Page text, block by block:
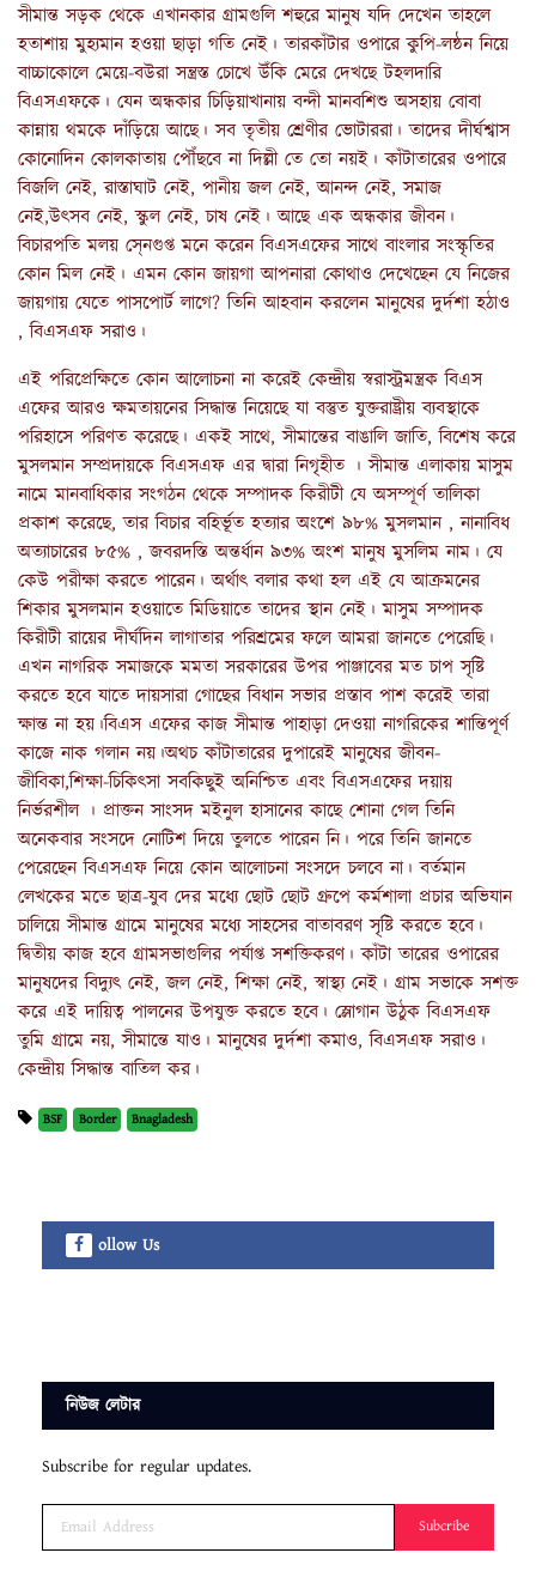
সীমান্ত সড়ক থেকে এখানকার গ্রামগুলি শহুরে মানুষ যদি দেখেন তাহলে
হতাশায় মুহ্যমান হওয়া ছাড়া গতি নেই। তারকাঁটার ওপারে কুপি-লন্ঠন নিয়ে
বাচ্চাকোলে মেয়ে-বউরা সন্ত্রস্ত চোখে উঁকি মেরে দেখছে টহলদারি
বিএসএফকে। যেন অন্ধকার চিড়িয়াখানায় বন্দী মানবশিশু অসহায় বোবা
কান্নায় থমকে দাঁড়িয়ে আছে। সব তৃতীয় শ্রেণীর ভোটাররা। তাদের দীর্ঘশ্বাস
কোনোদিন কোলকাতায় পৌঁছবে না দিল্লী তে তো নয়ই। কাঁটাতারের ওপারে
বিজলি নেই, রাস্তাঘাট নেই, পানীয় জল নেই, আনন্দ নেই, সমাজ
নেই,উৎসব নেই, স্কুল নেই, চাষ নেই। আছে এক অন্ধকার জীবন।
বিচারপতি মলয় সে্নগুপ্ত মনে করেন বিএসএফের সাথে বাংলার সংস্কৃতির
কোন মিল নেই। এমন কোন জায়গা আপনারা কোথাও দেখেছেন যে নিজের
জায়গায় যেতে পাসপোর্ট লাগে? তিনি আহবান করলেন মানুষের দুর্দশা হঠাও
, বিএসএফ সরাও।
এই পরিপ্রেক্ষিতে কোন আলোচনা না করেই কেন্দ্রীয় স্বরাস্ট্রমন্ত্রক বিএস
এফের আরও ক্ষমতায়নের সিদ্ধান্ত নিয়েছে যা বস্তুত যুক্তরাষ্ট্রীয় ব্যবস্থাকে
পরিহাসে পরিণত করেছে। একই সাথে, সীমান্তের বাঙালি জাতি, বিশেষ করে
মুসলমান সম্প্রদায়কে বিএসএফ এর দ্বারা নিগৃহীত । সীমান্ত এলাকায় মাসুম
নামে মানবাধিকার সংগঠন থেকে সম্পাদক কিরীটী যে অসম্পূর্ণ তালিকা
প্রকাশ করেছে, তার বিচার বহির্ভূত হত্যার অংশে ৯৮% মুসলমান , নানাবিধ
অত্যাচারের ৮৫% , জবরদস্তি অন্তর্ধান ৯৩% অংশ মানুষ মুসলিম নাম। যে
কেউ পরীক্ষা করতে পারেন। অর্থাৎ বলার কথা হল এই যে আক্রমনের
শিকার মুসলমান হওয়াতে মিডিয়াতে তাদের স্থান নেই। মাসুম সম্পাদক
কিরীটী রায়ের দীর্ঘদিন লাগাতার পরিশ্রমের ফলে আমরা জানতে পেরেছি।
এখন নাগরিক সমাজকে মমতা সরকারের উপর পাঞ্জাবের মত চাপ সৃষ্টি
করতে হবে যাতে দায়সারা গোছের বিধান সভার প্রস্তাব পাশ করেই তারা
ক্ষান্ত না হয়।বিএস এফের কাজ সীমান্ত পাহাড়া দেওয়া নাগরিকের শান্তিপূর্ণ
কাজে নাক গলান নয়।অথচ কাঁটাতারের দুপারেই মানুষের জীবন-
জীবিকা,শিক্ষা-চিকিৎসা সবকিছুই অনিশ্চিত এবং বিএসএফের দয়ায়
নির্ভরশীল । প্রাক্তন সাংসদ মইনুল হাসানের কাছে শোনা গেল তিনি
অনেকবার সংসদে নোটিশ দিয়ে তুলতে পারেন নি। পরে তিনি জানতে
পেরেছেন বিএসএফ নিয়ে কোন আলোচনা সংসদে চলবে না। বর্তমান
লেখকের মতে ছাত্র-যুব দের মধ্যে ছোট ছোট গ্রুপে কর্মশালা প্রচার অভিযান
চালিয়ে সীমান্ত গ্রামে মানুষের মধ্যে সাহসের বাতাবরণ সৃষ্টি করতে হবে।
দ্বিতীয় কাজ হবে গ্রামসভাগুলির পর্যাপ্ত সশক্তিকরণ। কাঁটা তারের ওপারের
মানুষদের বিদ্যুৎ নেই, জল নেই, শিক্ষা নেই, স্বাস্থ্য নেই। গ্রাম সভাকে সশক্ত
করে এই দায়িত্ব পালনের উপযুক্ত করতে হবে। স্লোগান উঠুক বিএসএফ
তুমি গ্রামে নয়, সীমান্তে যাও। মানুষের দুর্দশা কমাও, বিএসএফ সরাও।
কেন্দ্রীয় সিদ্ধান্ত বাতিল কর।
BSF Border Bnagladesh
ollow Us
নিউজ লেটার
Subscribe for regular updates.
Subcribe